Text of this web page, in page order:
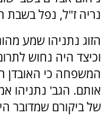
נריה ז"ל, נפל בשבת
הזוג נתניהו שמע
וכיצד היה נחוש
המשפחה כי האובדן
אותם. הגב' נתניהו
של ביקורם שמדובר